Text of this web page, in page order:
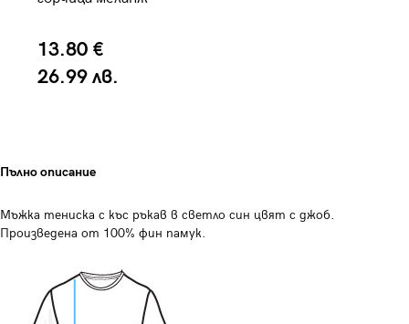
13.80 €
26.99 лв.
Пълно описание
Мъжка тениска с къс ръкав в светло син цвят с джоб.
Произведена от 100% фин памук.